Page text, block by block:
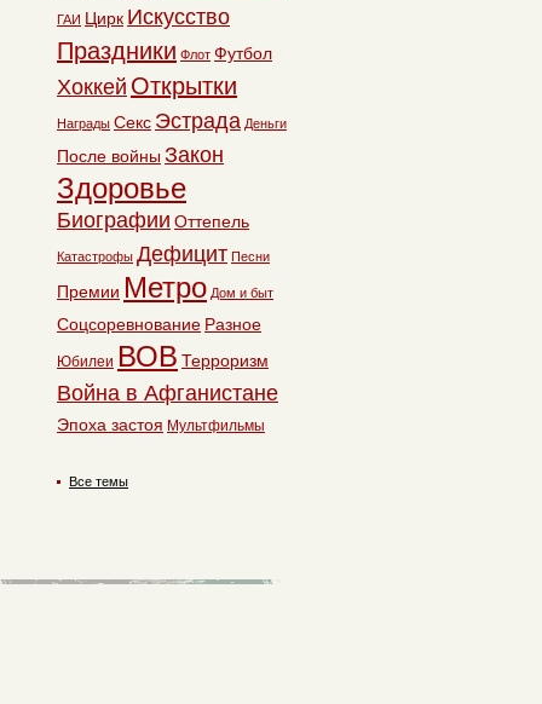
ГАИ Цирк Искусство
Праздники Флот Футбол
Хоккей Открытки
Награды Секс Эстрада Деньги
После войны Закон
Здоровье
Биографии Оттепель
Катастрофы Дефицит Песни
Премии Метро Дом и быт
Соцсоревнование Разное
Юбилеи ВОВ Терроризм
Война в Афганистане
Эпоха застоя Мультфильмы
Все темы